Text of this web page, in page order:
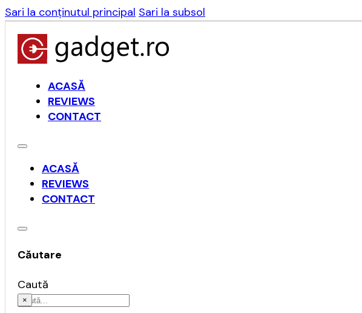
Sari la conținutul principal Sari la subsol
ACASĂ
REVIEWS
CONTACT
ACASĂ
REVIEWS
CONTACT
Căutare
Caută
×